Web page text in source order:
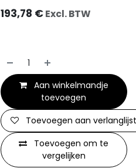
193,78 €Excl. BTW
Aan winkelmandje
toevoegen
Toevoegen om te
vergelijken
Toevoegen aan verlanglijst